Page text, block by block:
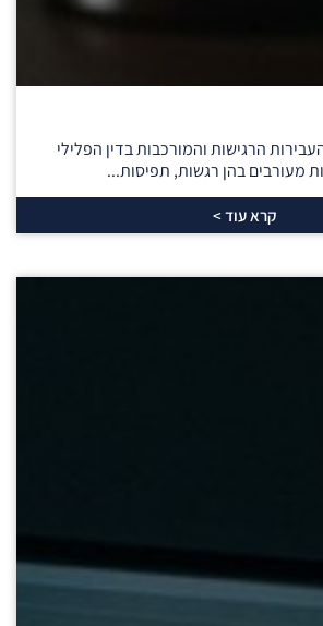
הרגישות והמורכבות בדין הפלילי
מעורבים בהן רגשות, תפיסות...
קרא עוד >